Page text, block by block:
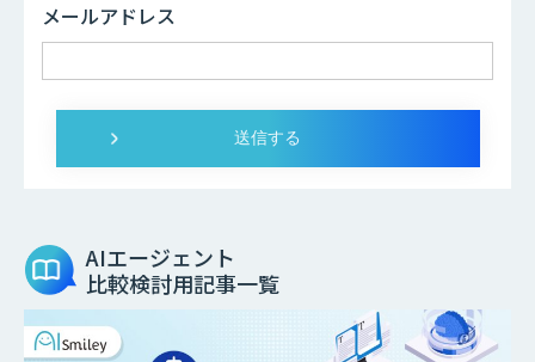
メールアドレス
AIエージェント
比較検討用記事一覧